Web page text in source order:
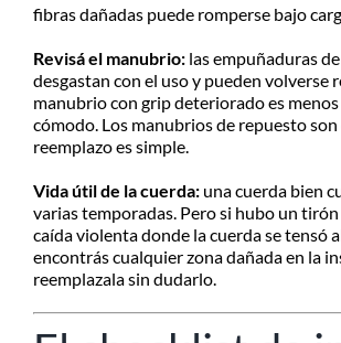
fibras dañadas puede romperse bajo
Revisá el manubrio: las empuñaduras
desgastan con el uso y pueden volverse
manubrio con grip deteriorado es
cómodo. Los manubrios de repuesto
reemplazo es simple.
Vida útil de la cuerda: una cuerda bien
varias temporadas. Pero si hubo un
caída violenta donde la cuerda se tensó
encontrás cualquier zona dañada en la
reemplazala sin dudarlo.